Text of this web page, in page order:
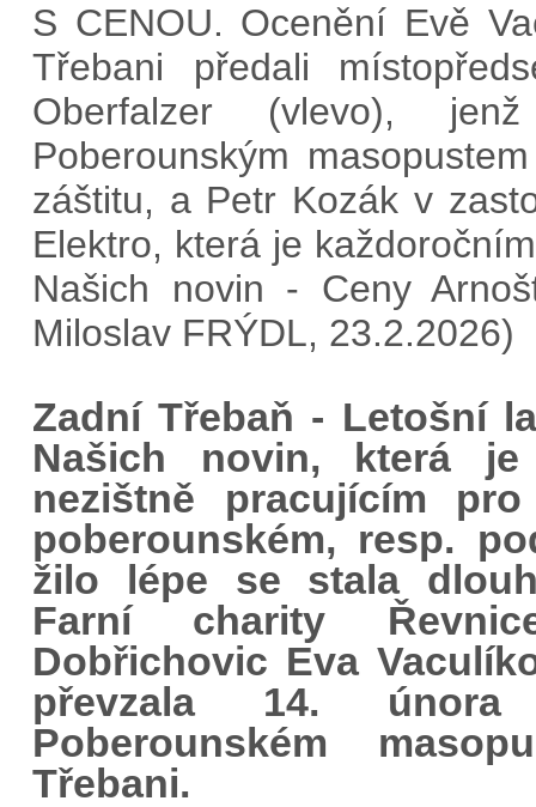
S CENOU. Ocenění Evě
Třebani předali
Oberfalzer (vlevo),
Poberounským
záštitu, a Petr Kozák v
Elektro, která je
Našich novin - Ceny
Miloslav FRÝDL, 23.2.2026)
Zadní Třebaň - Letošní
Našich novin, která
nezištně pracujícím
poberounském, resp.
žilo lépe se stala
Farní charity
Dobřichovic Eva
převzala 14.
Poberounském
Třebani.